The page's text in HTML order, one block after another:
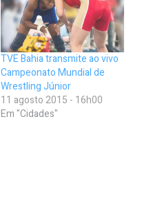
TVE Bahia transmite ao vivo
Campeonato Mundial de
Wrestling Júnior
11 agosto 2015 - 16h00
Em "Cidades"